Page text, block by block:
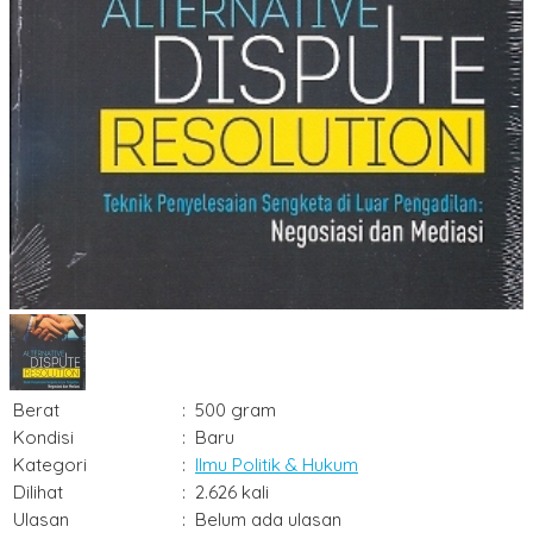
Berat : 500 gram
Kondisi
: Baru
Kategori
: Ilmu Politik & Hukum
Dilihat
: 2.626 kali
Ulasan
: Belum ada ulasan